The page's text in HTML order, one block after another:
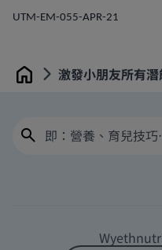
UTM-EM-055-APR-21
Home 激發小朋友所有